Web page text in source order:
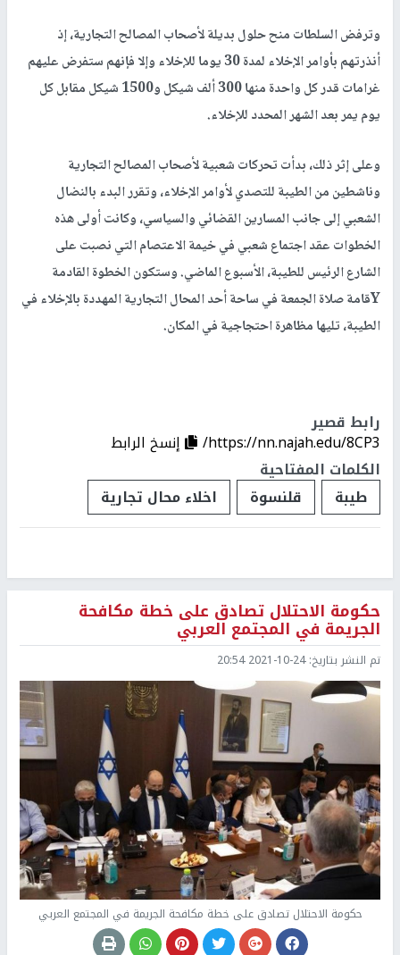
وترفض السلطات منح حلول بديلة لأصحاب المصالح التجارية، إذ
أنذرتهم بأوامر الإخلاء لمدة 30 يوما للإخلاء وإلا فإنهم ستفرض عليهم
غرامات قدر كل واحدة منها 300 ألف شيكل و1500 شيكل مقابل كل
يوم يمر بعد الشهر المحدد للإخلاء.
وعلى إثر ذلك، بدأت تحركات شعبية لأصحاب المصالح التجارية
وناشطين من الطيبة للتصدي لأوامر الإخلاء، وتقرر البدء بالنضال
الشعبي إلى جانب المسارين القضائي والسياسي، وكانت أولى هذه
الخطوات عقد اجتماع شعبي في خيمة الاعتصام التي نصبت على
الشارع الرئيس للطيبة، الأسبوع الماضي. وستكون الخطوة القادمة
Yقامة صلاة الجمعة في ساحة أحد المحال التجارية المهددة بالإخلاء في
الطيبة، تليها مظاهرة احتجاجية في المكان.
رابط قصير
https://nn.najah.edu/8CP3/
إنسخ الرابط
الكلمات المفتاحية
طيبة
قلنسوة اخلاء محال تجارية
حكومة الاحتلال تصادق على خطة مكافحة
الجريمة في المجتمع العربي
تم النشر بتاريخ:2021-10-24 20:54
حكومة الاحتلال تصادق على خطة مكافحة الجريمة في المجتمع العربي